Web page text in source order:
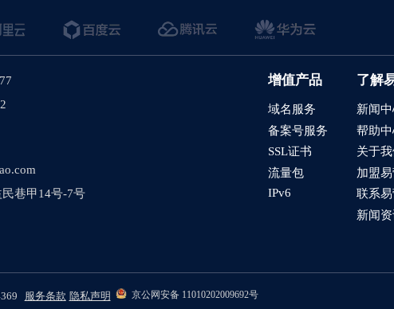
】将产品添加到购物车后，如何设置下右下角的购物车弹窗
多语言网站如何在CMS后台查看询盘
社媒全智达-社媒发帖
图片在线编辑
网站的留言板如何绑定邮件推送和微信推送？
设】如何做多语言网站（如何翻译网站）？
网站做好后如何绑定域名、选服务器上线（网站如何上线）？
巷甲14号-7号
增值产品
域名服务
备案号服务
SSL证书
流量包
IPv6
了解
新闻
帮助
关于
加盟
联系
新闻
服务条款 隐私声明 京公网安备 11010202009692号